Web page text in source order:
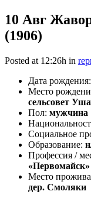
10 Авг
(1906)
Posted at 12:26h in
Дата рождения:
Место
сельсовет
Пол: мужчина
Социальное
Образование:
Профессия /
«Первомайск»
Место
дер. Смоляки